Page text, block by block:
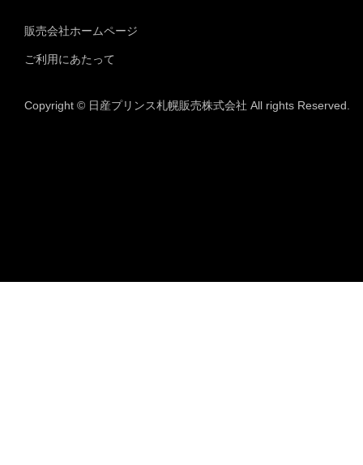
販売会社ホームページ
ご利用にあたって
Copyright © 日産プリンス札幌販売株式会社 All rights Reserved.